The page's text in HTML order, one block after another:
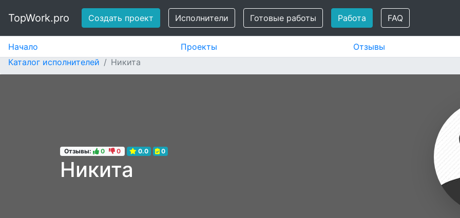
TopWork.pro Создать проект Исполнители Готовые работы Работа FAQ
Начало Проекты
Отзывы
Каталог исполнителей
Никита
Отзывы: 0 0 0.0 0
Никита